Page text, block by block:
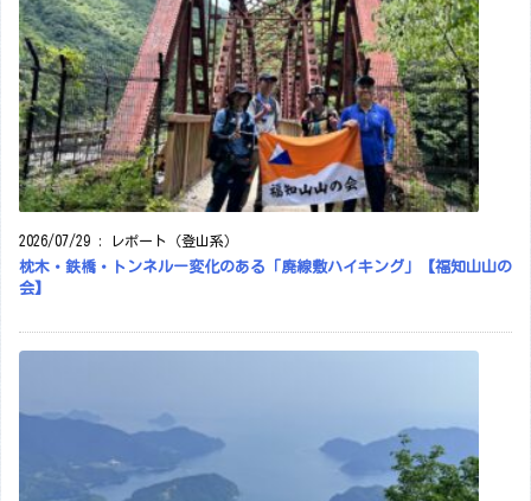
2026/07/29 : レポート（登山系）
枕木・鉄橋・トンネルー変化のある「廃線敷ハイキング」【福知山山の
会】